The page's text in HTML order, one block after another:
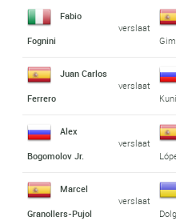
Fabio
Fognini
verslaat
Juan Carlos
Ferrero
verslaat
Alex
Bogomolov Jr.
verslaat
Marcel
Granollers-Pujol
verslaat